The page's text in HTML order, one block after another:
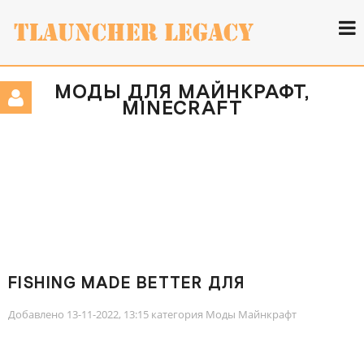
МОДЫ ДЛЯ МАЙНКРАФТ,
MINECRAFT
FISHING MADE BETTER ДЛЯ
Добавлено 13-11-2022, 13:15 категория Моды Майнкрафт